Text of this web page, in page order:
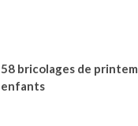
58 bricolages de
enfants